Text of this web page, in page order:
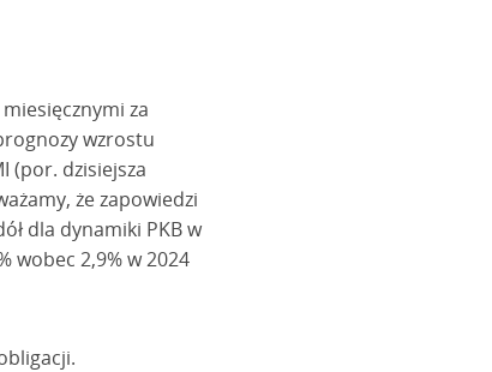
za
wzrostu
(por. dzisiejsza
że zapowiedzi
dla dynamiki PKB w
wobec 2,9% w 2024